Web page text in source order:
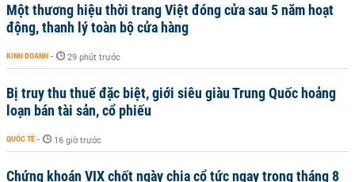
Một thương hiệu thời trang Việt đóng cửa sau 5 năm hoạt
động, thanh lý toàn bộ cửa hàng
KINH DOANH - 29 phút trước
Bị truy thu thuế đặc biệt, giới siêu giàu Trung Quốc hoảng
loạn bán tài sản, cổ phiếu
QUỐC TẾ - 16 giờ trước
Chứng khoán VIX chốt ngày chia cổ tức ngay trong tháng 8